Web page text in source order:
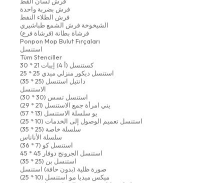
فرش بضربة واحدة
فرش الطلاء النفط
الشيخوخة فرش الشمع طباشيري
فرشاة بطانة (فرشاة فرع)
Ponpon Mop Bulut Fırçaları
استنسل
Tüm Stenciller
كستنسل (أ 4) إيبات 21 * 30
استنسل ديكور منزلي ميدي 25 * 25
دانتيل استنسل (25 * 35)
الاستنسل
استنسل تسس (30 * 30)
يني امرأة جمع الاستنسل (21 * 29)
يو سلسلة الاستنسل (13 * 57)
استنسل تعميم الوصول إلى الخدمات (10 * 25)
سلسلة خاصة (25 * 35)
سلسلة الأناناس
استنسل كو (7 * 36)
استنسل الجرونج دوفار 45 * 45
استنسل بن (25 * 35)
صورة ظلية (بدون حافة) استنسل
ميكس ميديا مو استنسل (10 * 25)